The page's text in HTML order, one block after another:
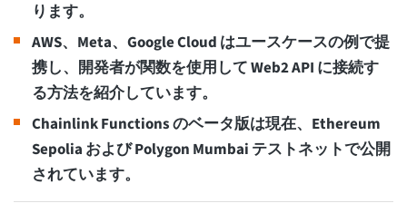
ります。
AWS、Meta、Google Cloud はユースケースの例で提
携し、開発者が関数を使用して Web2 API に接続す
る方法を紹介しています。
Chainlink Functions のベータ版は現在、Ethereum
Sepolia および Polygon Mumbai テストネットで公開
されています。